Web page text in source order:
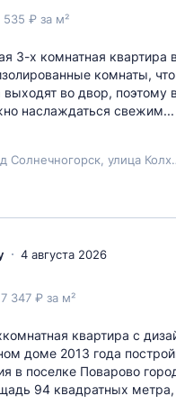
535 ₽ за м²
3-х комнатная квартира
комнаты,
во двор, поэтому
наслаждаться свежим...
Московская
4 августа 2026
347 ₽ за м²
квартира с
доме 2013 года
в поселке Поварово
94 квадратных метра,